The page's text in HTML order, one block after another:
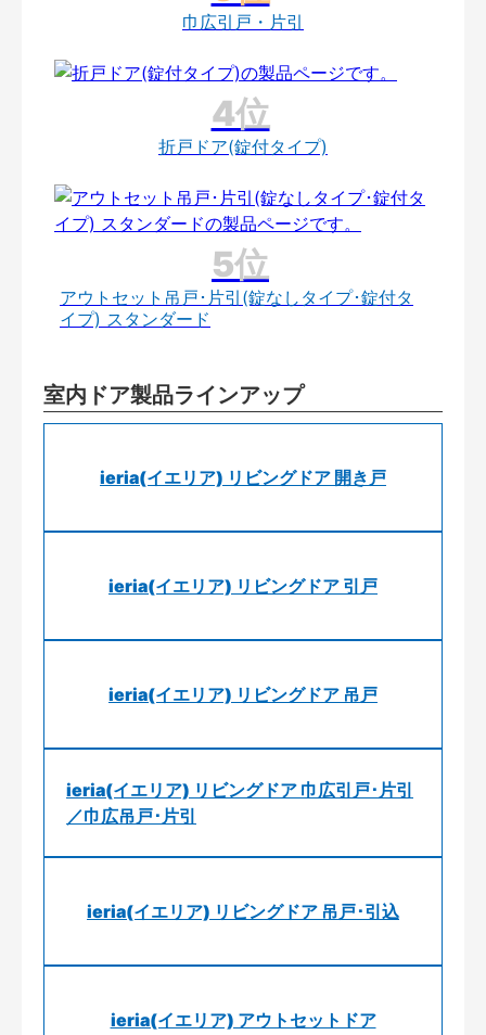
巾広引戸・片引
折戸ドア(錠付タイプ)
アウトセット吊戸･片引(錠なしタイプ･錠付タ
イプ) スタンダード
室内ドア製品ラインアップ
ieria(イエリア) リビングドア 開き戸
ieria(イエリア) リビングドア 引戸
ieria(イエリア) リビングドア 吊戸
ieria(イエリア) リビングドア 巾広引戸･片引
／巾広吊戸･片引
ieria(イエリア) リビングドア 吊戸･引込
ieria(イエリア) アウトセットドア